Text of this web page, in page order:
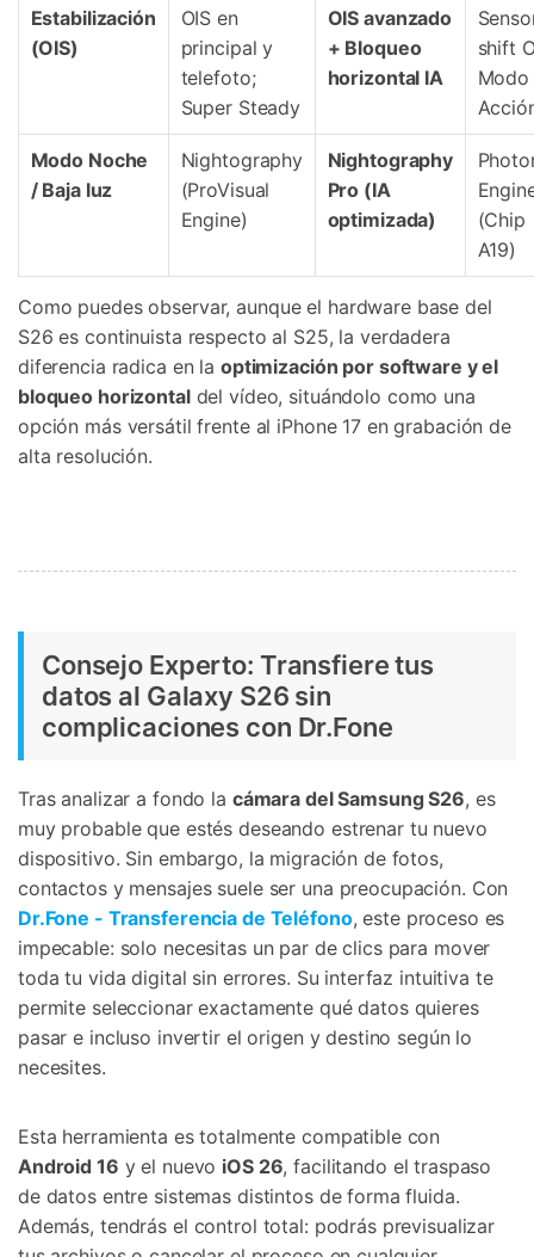
Estabilización
(OIS)
OIS en
principal y
telefoto;
Super Steady
OIS avanzado
+ Bloqueo
horizontal IA
shift
Modo
Modo Noche
/ Baja luz
Nightography
(ProVisual
Engine)
Nightography
Pro (IA
optimizada)
(Chip
A19)
Como puedes observar, aunque el hardware base del
S26 es continuista respecto al S25, la verdadera
diferencia radica en la optimización por software y el
bloqueo horizontaldel vídeo, situándolo como una
opción más versátil frente al iPhone 17 en grabación de
alta resolución.
Consejo Experto: Transfiere tus
datos al Galaxy S26 sin
complicaciones con Dr.Fone
Tras analizar a fondo la cámara del Samsung S26, es
muy probable que estés deseando estrenar tu nuevo
dispositivo. Sin embargo, la migración de fotos,
contactos y mensajes suele ser una preocupación. Con
Dr.Fone - Transferencia de Teléfono, este proceso es
impecable: solo necesitas un par de clics para mover
toda tu vida digital sin errores. Su interfaz intuitiva te
permite seleccionar exactamente qué datos quieres
pasar e incluso invertir el origen y destino según lo
necesites.
Esta herramienta es totalmente compatible con
Android 16 y el nuevo iOS 26, facilitando el traspaso
de datos entre sistemas distintos de forma fluida.
Además, tendrás el control total: podrás previsualizar